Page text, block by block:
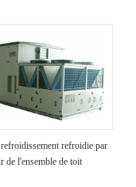
refroidie par
de l'ensemble de toit